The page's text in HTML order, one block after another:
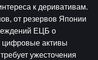
к деривативам.
от резервов Японии
ЕЦБ о
цифровые активы
ужесточения